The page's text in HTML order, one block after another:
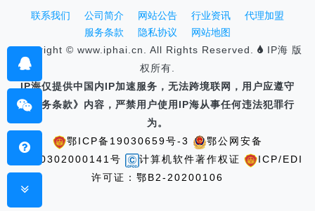
联系我们 公司简介 网站公告 行业资讯
代理加盟
服务条款
隐私协议
网站地图
Copyright © www.iphai.cn. All Rights Reserved.
IP海 版
权所有.
IP海仅提供中国内IP加速服务，无法跨境联网，用户应遵守
《服务条款》内容，严禁用户使用IP海从事任何违法犯罪行
为。
鄂ICP备19030659号-3
鄂公网安备
42100302000141号
计算机软件著作权证
ICP/EDI
许可证：鄂B2-20200106